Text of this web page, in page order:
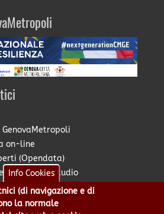
on-line
(Opendata)
Diritto allo Studio
Metropolitano
Info Cookies
(di navigazione e di
la normale